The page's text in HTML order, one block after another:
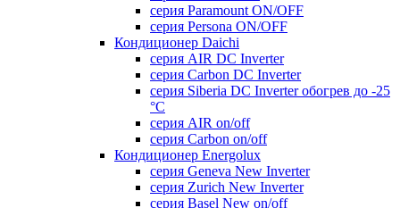
серия Paramount ON/OFF
серия Persona ON/OFF
Кондиционер Daichi
серия AIR DC Inverter
серия Carbon DC Inverter
серия Siberia DC Inverter обогрев до -25
°С
серия AIR on/off
серия Carbon on/off
Кондиционер Energolux
серия Geneva New Inverter
серия Zurich New Inverter
серия Basel New on/off